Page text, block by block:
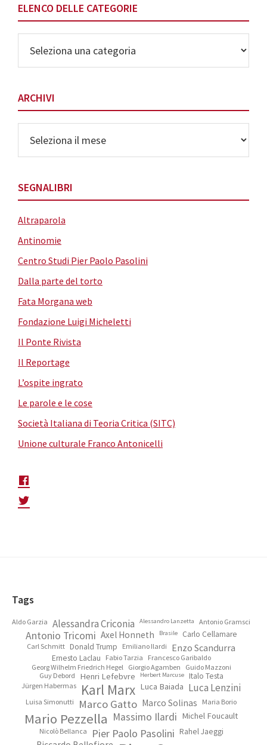
ELENCO DELLE CATEGORIE
delle
Categorie
ARCHIVI
SEGNALIBRI
Altraparola
Antinomie
Centro Studi Pier Paolo Pasolini
Dalla parte del torto
Fata Morgana web
Fondazione Luigi Micheletti
Il Ponte Rivista
Il Reportage
L’ospite ingrato
Le parole e le cose
Società Italiana di Teoria Critica (SITC)
Unione culturale Franco Antonicelli
Footer
Tags
Aldo Garzia Alessandra Criconia Alessandro Lanzetta Antonio Gramsci
Antonio Tricomi Axel Honneth Brasile Carlo Cellamare
Carl Schmitt Donald Trump Emiliano Ilardi Enzo Scandurra
Ernesto Laclau Fabio Tarzia
Francesco Garibaldo
Georg Wilhelm Friedrich Hegel
Giorgio Agamben
Guido Mazzoni
Guy Debord
Henri Lefebvre Herbert Marcuse Italo Testa
Jürgen Habermas Karl Marx Luca Baiada Luca Lenzini
Luisa Simonutti Marco Gatto Marco Solinas Maria Borio
Mario Pezzella Massimo Ilardi Michel Foucault
Nicolò Bellanca Pier Paolo Pasolini Rahel Jaeggi